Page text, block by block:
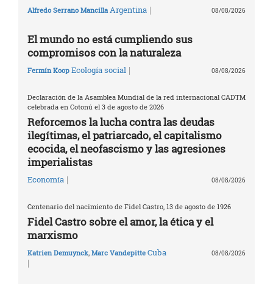
Alfredo Serrano Mancilla Argentina | 08/08/2026
El mundo no está cumpliendo sus
compromisos con la naturaleza
Fermín Koop Ecología social | 08/08/2026
Declaración de la Asamblea Mundial de la red internacional CADTM
celebrada en Cotonú el 3 de agosto de 2026
Reforcemos la lucha contra las deudas
ilegítimas, el patriarcado, el capitalismo
ecocida, el neofascismo y las agresiones
imperialistas
Economía | 08/08/2026
Centenario del nacimiento de Fidel Castro, 13 de agosto de 1926
Fidel Castro sobre el amor, la ética y el
marxismo
Katrien Demuynck, Marc Vandepitte Cuba
|
08/08/2026